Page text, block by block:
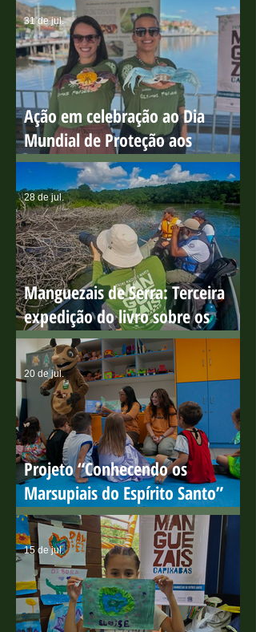
Ação em celebração ao Dia
Mundial de Proteção aos
Manguezais
31 de jul.
Manguezais de Serra: Terceira
expedição do livro sobre os
manguezais capixabas
28 de jul.
Projeto “Conhecendo os
Marsupiais do Espírito Santo”
encerra ciclo de ações em escolas
públicas com resultados
positivos
20 de jul.
15 de jul.